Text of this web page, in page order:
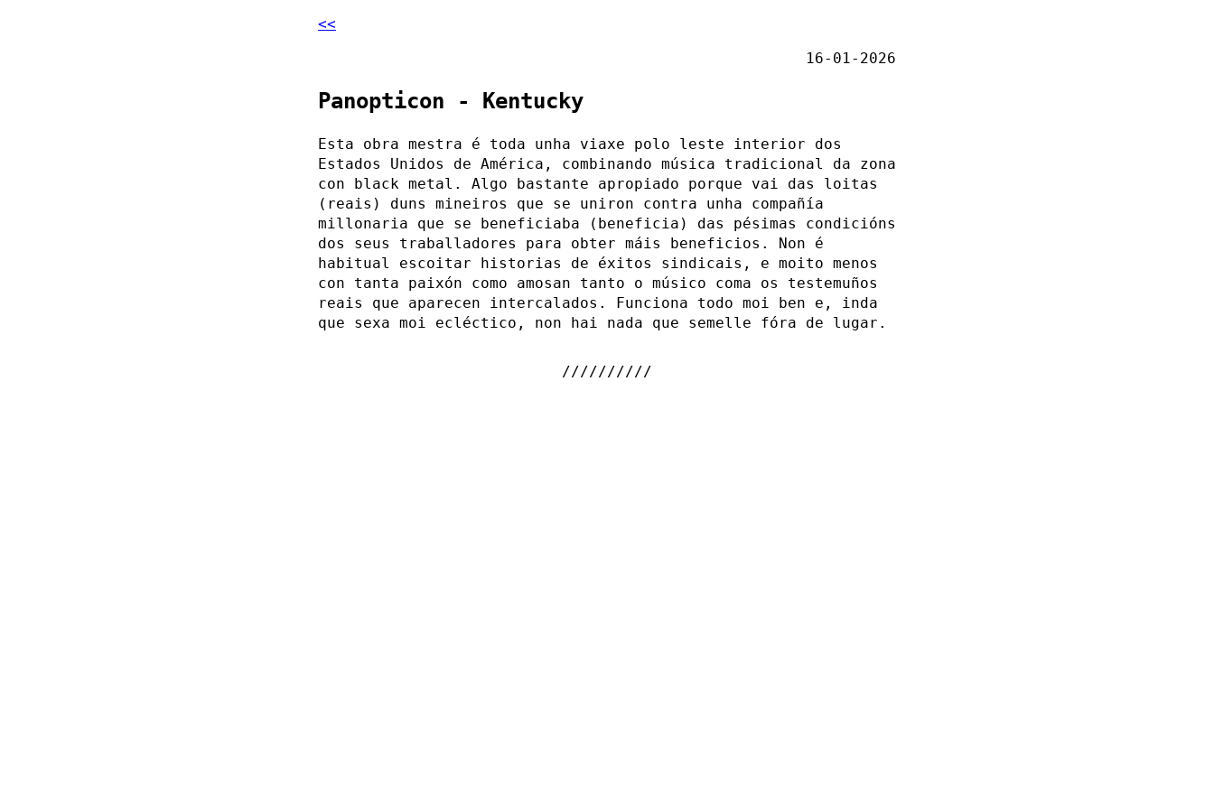
<<
16-01-2026
Panopticon - Kentucky
Esta obra mestra é toda unha viaxe polo leste interior dos
Estados Unidos de América, combinando música tradicional da zona
con black metal. Algo bastante apropiado porque vai das loitas
(reais) duns mineiros que se uniron contra unha compañía
millonaria que se beneficiaba (beneficia) das pésimas condicións
dos seus traballadores para obter máis beneficios. Non é
habitual escoitar historias de éxitos sindicais, e moito menos
con tanta paixón como amosan tanto o músico coma os testemuños
reais que aparecen intercalados. Funciona todo moi ben e, inda
que sexa moi ecléctico, non hai nada que semelle fóra de lugar.